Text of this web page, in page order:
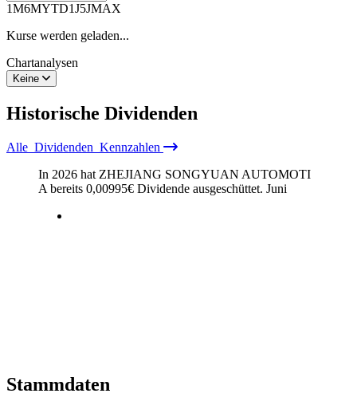
1M6MYTD1J5JMAX
Kurse werden geladen...
Chartanalysen
Keine
Historische Dividenden
Alle Dividenden Kennzahlen
In 2026 hat ZHEJIANG SONGYUAN AUTOMOTI
A bereits 0,00995€ Dividende ausgeschüttet. Juni
Stammdaten